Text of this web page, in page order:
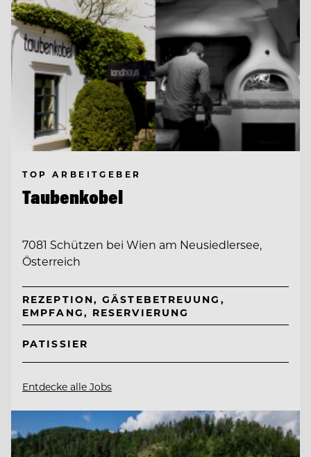
TOP ARBEITGEBER
Taubenkobel
7081 Schützen bei Wien am Neusiedlersee,
Österreich
REZEPTION, GÄSTEBETREUUNG,
EMPFANG, RESERVIERUNG
PATISSIER
Entdecke alle Jobs